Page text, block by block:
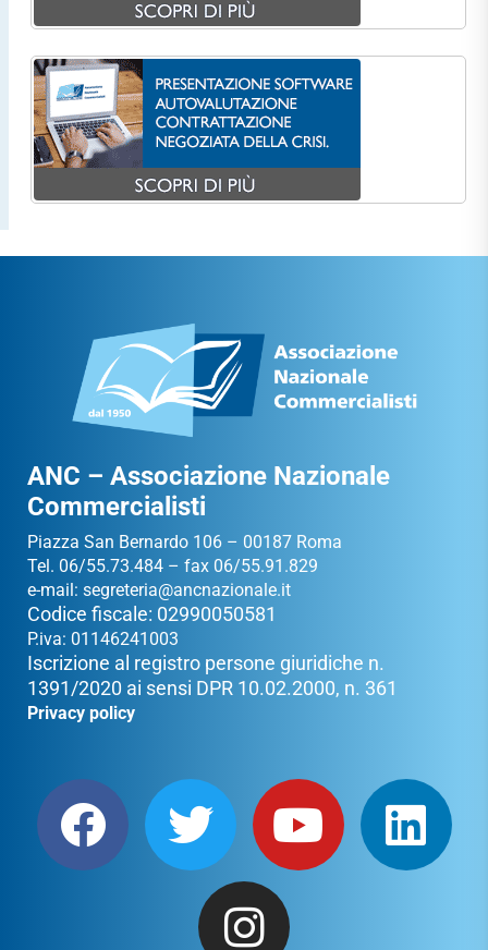
ANC – Associazione Nazionale
Commercialisti
Piazza San Bernardo 106 – 00187 Roma
Tel. 06/55.73.484 – fax 06/55.91.829
e-mail: segreteria@ancnazionale.it
Codice fiscale: 02990050581
P.iva: 01146241003
Iscrizione al registro persone giuridiche n.
1391/2020 ai sensi DPR 10.02.2000, n. 361
Privacy policy